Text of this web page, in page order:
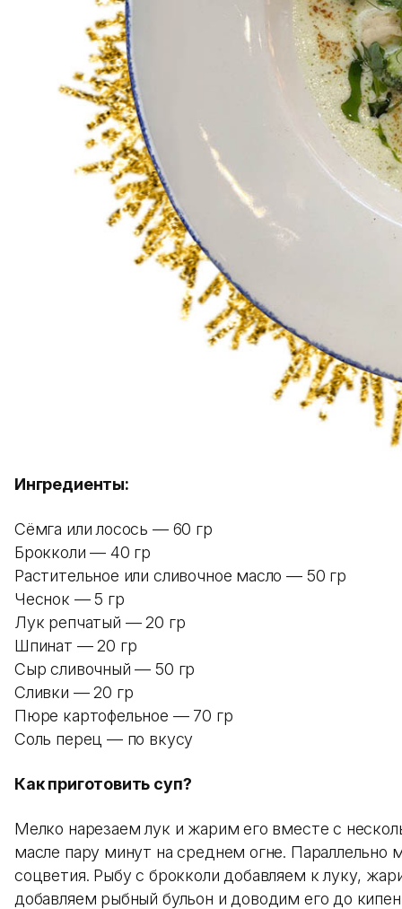
Ингредиенты:
Сёмга или лосось — 60 гр
Брокколи — 40 гр
Растительное или сливочное масло — 50 гр
Чеснок — 5 гр
Лук репчатый — 20 гр
Шпинат — 20 гр
Сыр сливочный — 50 гр
Сливки — 20 гр
Пюре картофельное — 70 гр
Соль перец — по вкусу
Как приготовить суп?
Мелко нарезаем лук и жарим его вместе с
масле пару минут на среднем огне.
соцветия. Рыбу с брокколи добавляем к луку,
добавляем рыбный бульон и доводим его до